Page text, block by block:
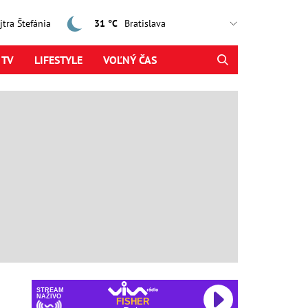
Štefánia 31 °C
LIFESTYLE VOĽNÝ ČAS
STREAM
NAŽIVO
CamelPhat & Max Milner